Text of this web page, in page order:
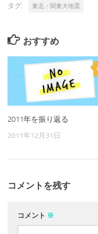
タグ: 東北・関東大地震
おすすめ
2011年を振り返る
2011年12月31日
コメントを残す
コメント ※